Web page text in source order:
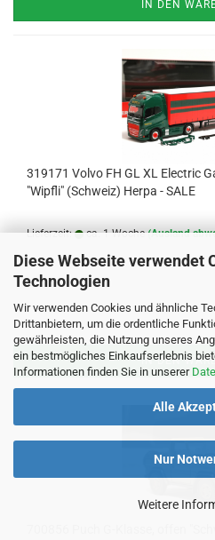
Diese Webseite verwendet
Technologien
Wir verwenden Cookies und ähnliche
Drittanbietern, um die ordentliche
gewährleisten, die Nutzung unseres
ein bestmögliches Einkaufserlebnis
Informationen finden Sie in unserer
Alle
Nur
Weitere
IN DEN
319171 Volvo FH GL XL Electric
"Wipfli" (Schweiz) Herpa - SALE
Lieferzeit: ca. 1 Woche (Ausland
IN DEN